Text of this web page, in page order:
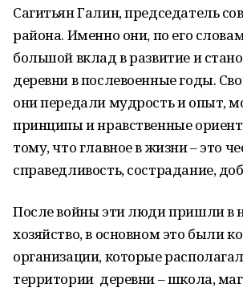
Сагитьян Галин, председатель
района. Именно они, по его
большой вклад в развитие и
деревни в послевоенные годы.
они передали мудрость и опыт,
принципы и нравственные
тому, что главное в жизни – это
справедливость, сострадание,
После войны эти люди пришли в
хозяйство, в основном это были
организации, которые
территории деревни – школа,